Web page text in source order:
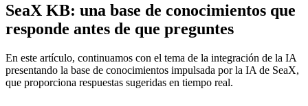
SeaX KB: una base de conocimientos que
responde antes de que preguntes
En este artículo, continuamos con el tema de la integración de la IA
presentando la base de conocimientos impulsada por la IA de SeaX,
que proporciona respuestas sugeridas en tiempo real.